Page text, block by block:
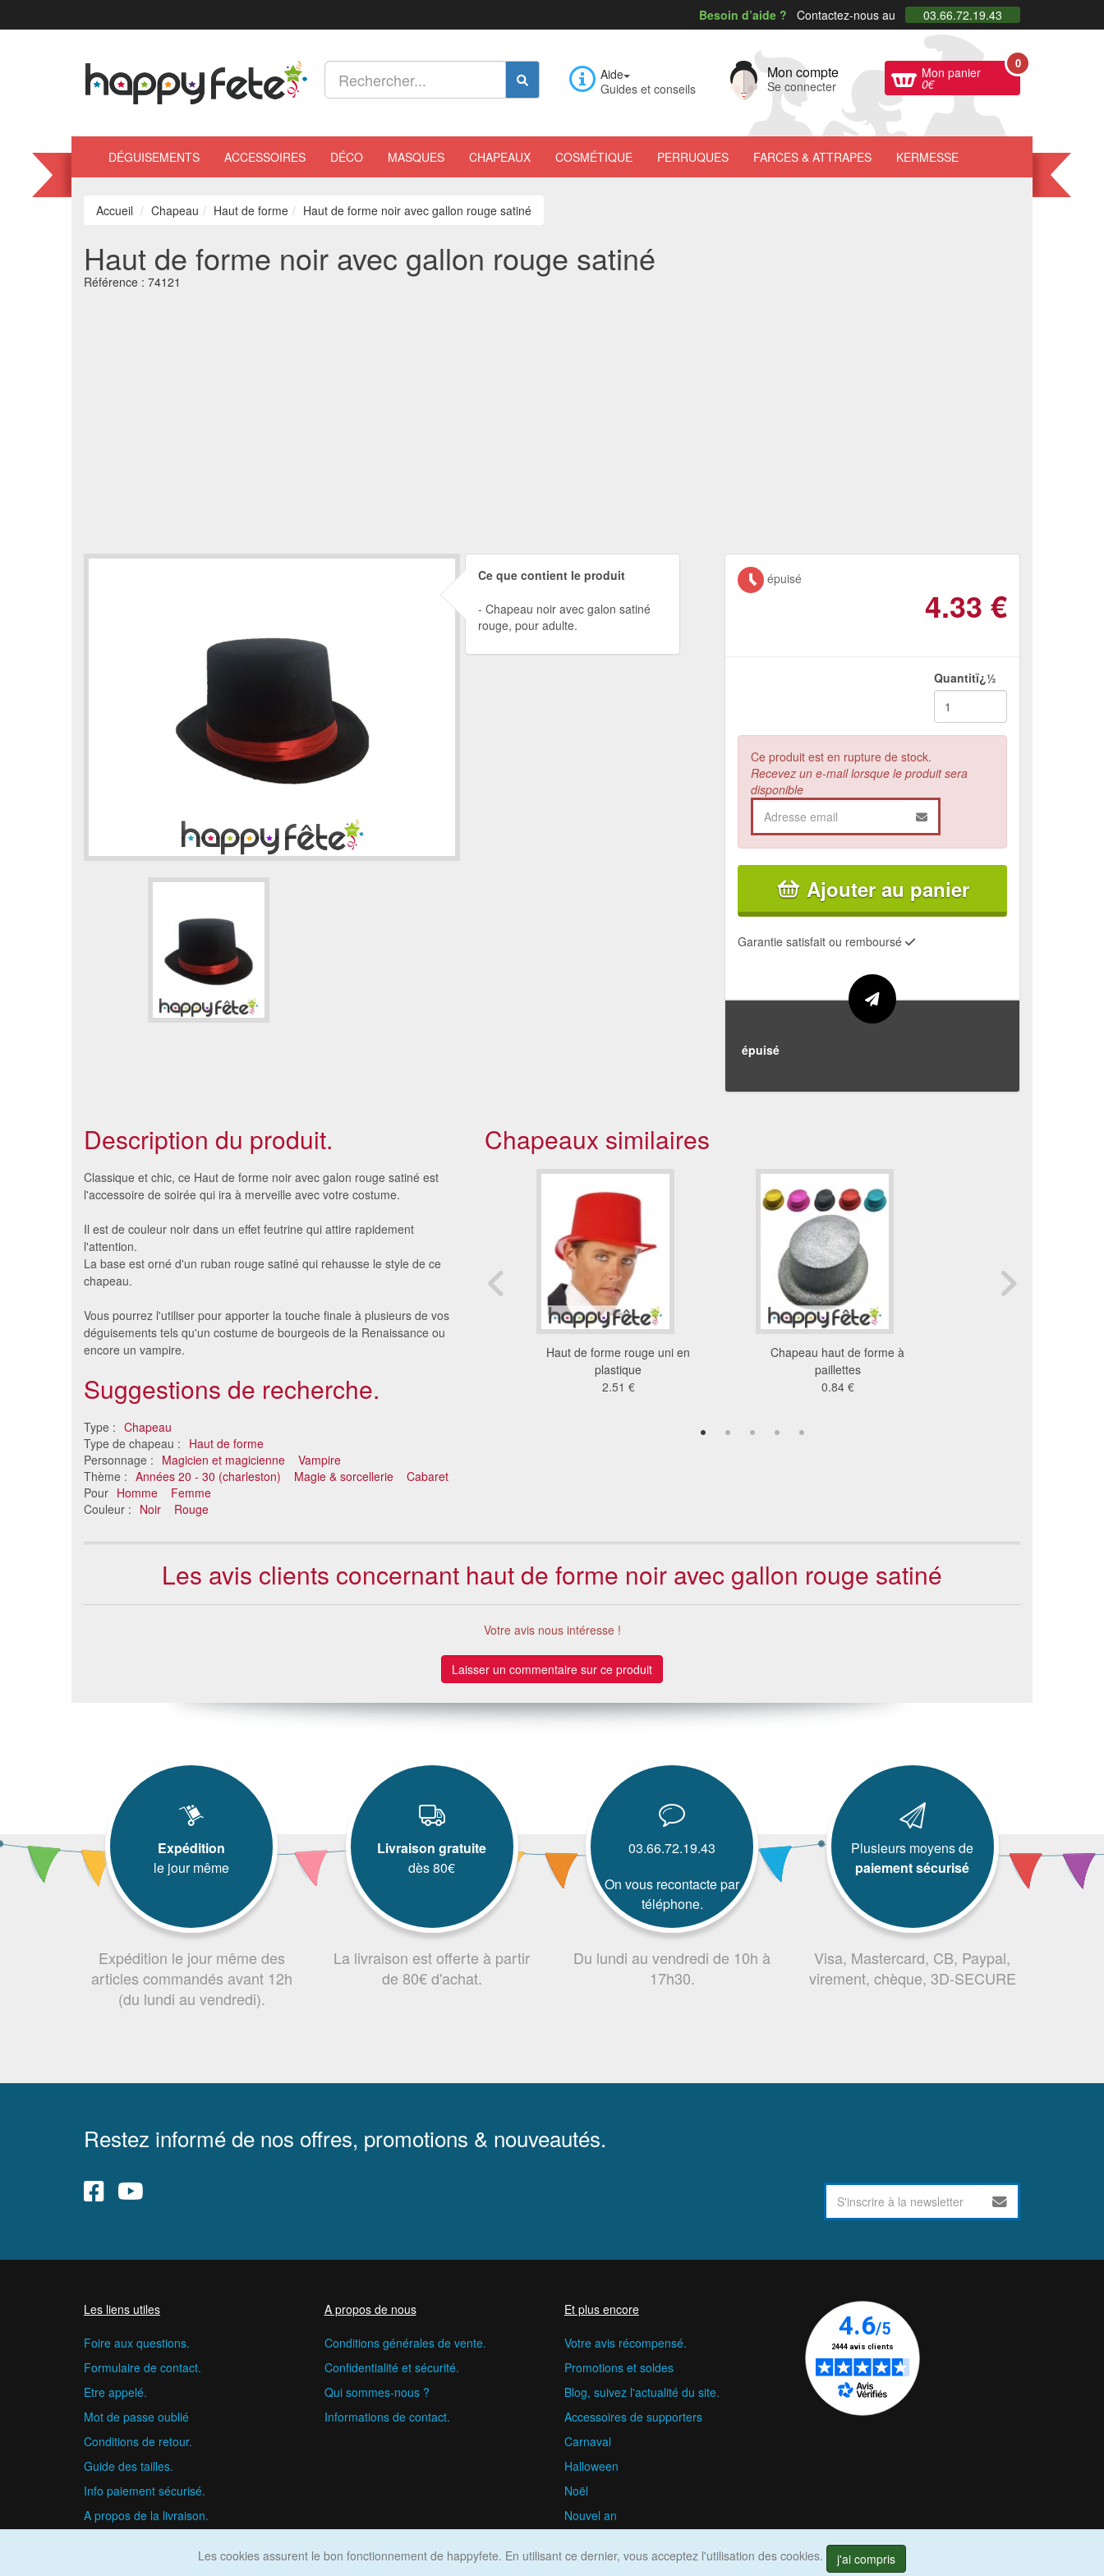
Besoin d’aide ? Contactez-nous au 03.66.72.19.43
Aide
Guides et conseils
Mon compte
Se connecter
Mon panier
0€
0
DÉGUISEMENTS ACCESSOIRES DÉCO MASQUES CHAPEAUX COSMÉTIQUE PERRUQUES FARCES & ATTRAPES KERMESSE
Accueil Chapeau Haut de forme Haut de forme noir avec gallon rouge satiné
Haut de forme noir avec gallon rouge satiné
Référence : 74121
Ce que contient le produit
Chapeau noir avec galon satiné
rouge, pour adulte.
épuisé
4.33 €
Quantitï¿½
Ce produit est en rupture de stock.
Recevez un e-mail lorsque le produit sera
disponible
Ajouter au panier
Garantie satisfait ou remboursé
épuisé
Description du produit.
Classique et chic, ce Haut de forme noir avec galon rouge satiné est
l'accessoire de soirée qui ira à merveille avec votre costume.
Il est de couleur noir dans un effet feutrine qui attire rapidement
l'attention.
La base est orné d'un ruban rouge satiné qui rehausse le style de ce
chapeau.
Vous pourrez l'utiliser pour apporter la touche finale à plusieurs de vos
déguisements tels qu'un costume de bourgeois de la Renaissance ou
encore un vampire.
Suggestions de recherche.
Type : Chapeau
Type de chapeau : Haut de forme
Personnage : Magicien et magicienne
Vampire
Thème : Années 20 - 30 (charleston) Magie & sorcellerie
Cabaret
Pour Homme
Femme
Couleur : Noir Rouge
Chapeaux similaires
Haut de forme avec cornes
3.67 €
Haut de forme rouge uni en
plastique
2.51 €
Chapeau haut de forme à
paillettes
0.84 €
Les avis clients concernant haut de forme noir avec gallon rouge satiné
Votre avis nous intéresse !
Laisser un commentaire sur ce produit
Expédition
le jour même
Expédition le jour même des
articles commandés avant 12h
(du lundi au vendredi).
Livraison gratuite
dès 80€
La livraison est offerte à partir
de 80€ d'achat.
03.66.72.19.43
On vous recontacte par
téléphone.
Du lundi au vendredi de 10h à
17h30.
Plusieurs moyens de
paiement sécurisé
Visa, Mastercard, CB, Paypal,
virement, chèque, 3D-SECURE
Restez informé de nos offres, promotions & nouveautés.
Les liens utiles
Foire aux questions.
Formulaire de contact.
Etre appelé.
Mot de passe oublié
Conditions de retour.
Guide des tailles.
Info paiement sécurisé.
A propos de la livraison.
A propos de nous
Conditions générales de vente.
Confidentialité et sécurité.
Qui sommes-nous ?
Informations de contact.
Et plus encore
Votre avis récompensé.
Promotions et soldes
Blog, suivez l'actualité du site.
Accessoires de supporters
Carnaval
Halloween
Noël
Nouvel an
Les cookies assurent le bon fonctionnement de happyfete. En utilisant ce dernier, vous acceptez l'utilisation des cookies.
j'ai compris